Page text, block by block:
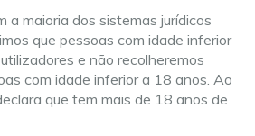
a maioria dos sistemas jurídicos
que pessoas com idade inferior
e não recolheremos
com idade inferior a 18 anos. Ao
que tem mais de 18 anos de